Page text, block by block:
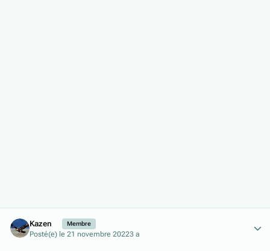
Kazen Membre
Posté(e) le 21 novembre 20223 a